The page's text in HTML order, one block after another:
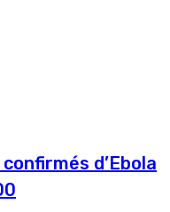
d’Ebola